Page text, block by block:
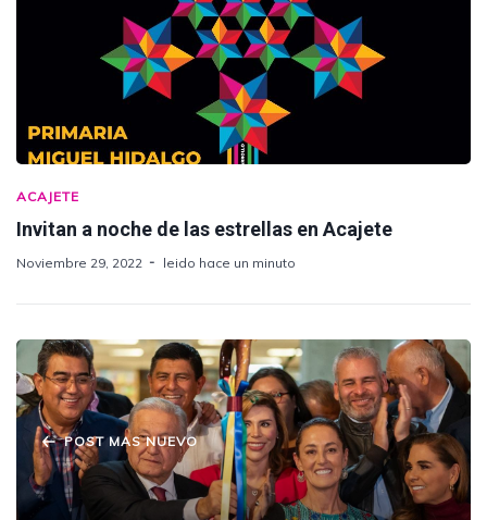
ACAJETE
Invitan a noche de las estrellas en Acajete
Noviembre 29, 2022 leido hace un minuto
POST MAS NUEVO
Los Juegos El modelo Sheinbaum: punteros
y 2 cartas para género en estados